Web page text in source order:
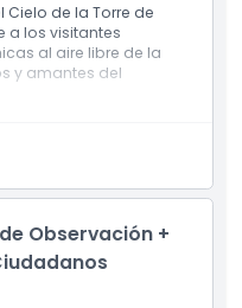
Cielo de la Torre de
a los visitantes
al aire libre de la
y amantes del
Observación +